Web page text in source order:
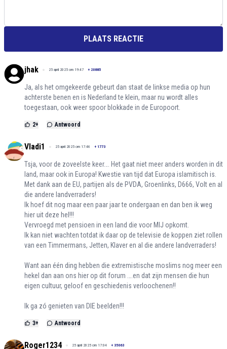
PLAATS REACTIE
jhak 25 april 2025 om 19:47 + 20885
Ja, als het omgekeerde gebeurt dan staat de linkse media op hun
achterste benen en is Nederland te klein, maar nu wordt alles
toegestaan, ook weer spoor blokkade in de Europoort.
2+ Antwoord
Vladi1 25 april 2025 om 17:46 + 1773
Tsja, voor de zoveelste keer…. Het gaat niet meer anders worden in dit
land, maar ook in Europa! Kwestie van tijd dat Europa islamitisch is.
Met dank aan de EU, partijen als de PVDA, Groenlinks, D666, Volt en al
die andere landverraders!
Ik hoef dit nog maar een paar jaar te ondergaan en dan ben ik weg
hier uit deze hel!!!
Vervroegd met pensioen in een land die voor MIJ opkomt.
Ik kan niet wachten totdat ik daar op de televisie de koppen ziet rollen
van een Timmermans, Jetten, Klaver en al die andere landverraders!
Want aan één ding hebben die extremistische moslims nog meer een
hekel dan aan ons hier op dit forum ….en dat zijn mensen die hun
eigen cultuur, geloof en geschiedenis verloochenen!!
Ik ga zó genieten van DIE beelden!!!
3+ Antwoord
Roger1234 25 april 2025 om 17:04 + 35063